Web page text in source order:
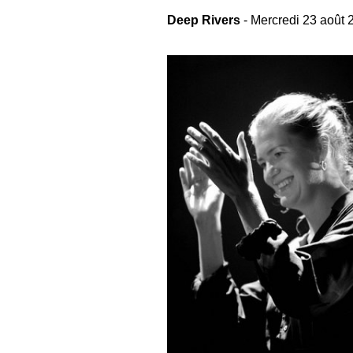
Deep Rivers - Mercredi 23 août